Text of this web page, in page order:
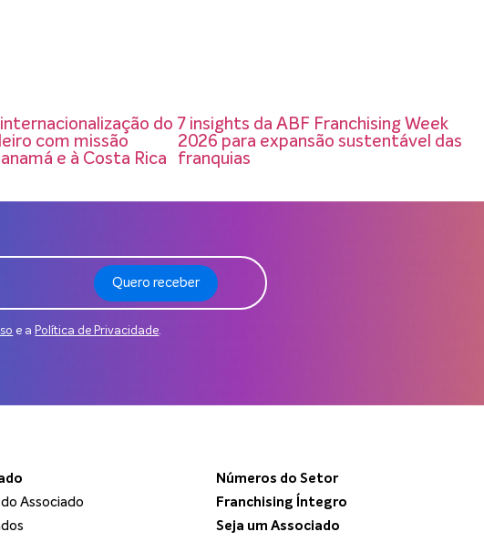
do
com missão
e à Costa Rica
7 insights da ABF Franchising Week
2026 para expansão sustentável das
franquias
e a Política de Privacidade.
Quero receber
Associado
Números do Setor
Franchising Íntegro
Seja um Associado